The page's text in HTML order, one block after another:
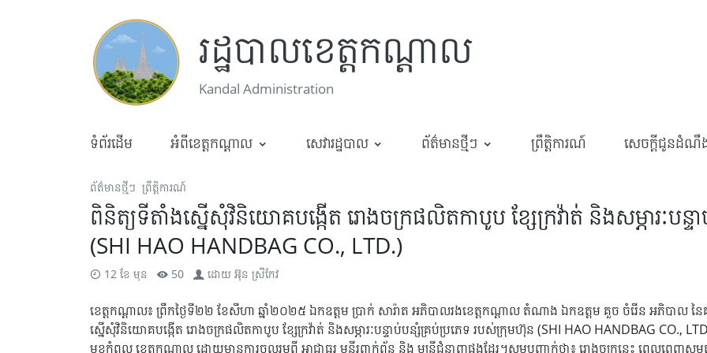
រដ្ឋបាលខេត្តកណ្តាល
Kandal Administration
ទំព័រដើម អំពីខេត្តកណ្តាល សេវារដ្ឋបាល ព័ត៌មានថ្មីៗ ព្រឹត្តិការណ៍ សេចក្តីជូនដំណឹ
ព័ត៌មានថ្មីៗ ព្រឹត្តិការណ៍
ពិនិត្យទីតាំងស្នើសុំវិនិយោគបង្កើត រោងចក្រផលិតកាបូប ខ្សែក្រវ៉ាត់ និងសម្ភារៈប
(SHI HAO HANDBAG CO., LTD.)
12 ខែ មុន 50 ដោយ អ៊ុន ស្រីកែវ
ខេត្តកណ្តាល៖ ព្រឹកថ្ងៃទី២២ ខែសីហា ឆ្នាំ២០២៥ ឯកឧត្តម ប្រាក់ សារ៉ាត អភិបាលរងខេត្តកណ្តាល តំណាង ឯកឧត្តម គួច ចំរើន អភិបាល
ស្នើសុំវិនិយោគបង្កើត រោងចក្រផលិតកាបូប ខ្សែក្រវ៉ាត់ និងសម្ភារៈបន្ទាប់បន្សំគ្រប់ប្រភេទ របស់ក្រុមហ៊ុន (SHI HAO HANDBAG
មុខកំពូល ខេត្តកណ្តាល ដោយមានការចូលរួមពី អាជ្ញាធរ មន្ទីរពាក់ព័ន្ធ និង មន្ត្រីជំនាញផងដែរ។សូមបញ្ចាក់ថា៖ រោងចក្រនេះ ពេលពេញស